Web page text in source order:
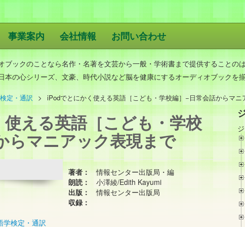
出版
事業案内 会社情報 お問い合わせ
ブックのことなら名作・名著を文芸から一般・学術書まで提供することの
本の心シリーズ、文豪、時代小説など脳を健康にするオーディオブックを
定・通訳 iPodでとにかく使える英語［こども・学校編］−日常会話からマニ
える英語［こども・学校
らマニアック表現まで
著者：
情報センター出版局・編
朗読：
小澤綾/Edith Kayumi
出版：
情報センター出版局
収録：
学検定・通訳